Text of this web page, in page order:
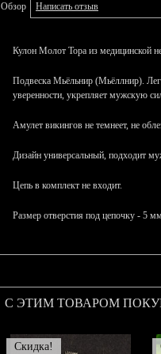
Обзор Написать отзыв
Кулон Молот Тора из медицинской
Подвеска Мьёльнир (Мьёллнир).
уверенности, укрепляет мужскую
Амулет викингов не темнеет, не
Дизайн универсальный, подходит
Цепь в комплект не входит.
Размер отверстия под цепочку - 5
С ЭТИМ ТОВАРОМ
Скидка!